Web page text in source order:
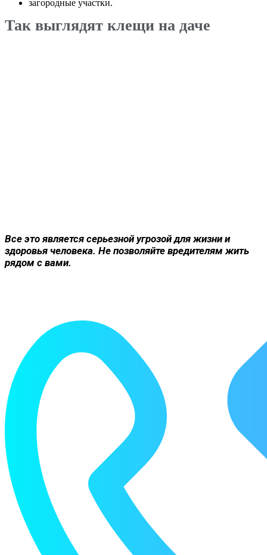
загородные участки.
Так выглядят клещи на даче
Все это является серьезной угрозой для жизни и
здоровья человека. Не позволяйте вредителям жить
рядом с вами.